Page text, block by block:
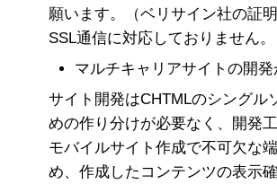
願います。（ベリサイン社の証
SSL通信に対応しておりません。
マルチキャリアサイトの開
サイト開発はCHTMLのシングル
めの作り分けが必要なく、開発
モバイルサイト作成で不可欠な
め、作成したコンテンツの表示